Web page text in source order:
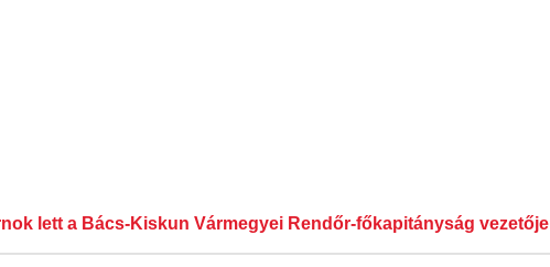
lett a Bács-Kiskun Vármegyei Rendőr-főkapitányság vezetője